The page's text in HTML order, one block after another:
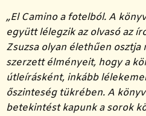
„El Camino a fotelból. A
együtt lélegzik az olvasó az
Zsuzsa olyan élethűen osztja
szerzett élményeit, hogy a
útleírásként, inkább
őszinteség tükrében. A
betekintést kapunk a sorok